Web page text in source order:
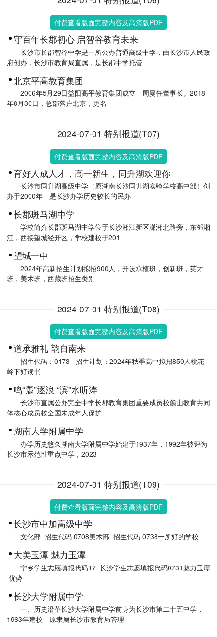
付费查看版面完整内容及高清版PDF
守百年长郡初心 启智谷教育未来
长沙市长郡智谷中学是一所公办普通高级中学，由长沙市人民政
府创办，长沙市教育局直属，是长郡中学托管
北京平高教育集团
2006年5月29日益阳高平教育集团成立，周曼任董事长。2018
年8月30日，总部落户北京，更名
2024-07-01 特别报道(T07)
付费查看版面完整内容及高清版PDF
育好人成人才，高一新生，同升湖欢迎你
长沙市同升湖高级中学（原湖南长沙同升湖实验学校高中部）创
办于2000年，是长沙办学历史较长的民办
长郡斑马湖中学
学校简介长郡斑马湖中学位于长沙湘江新区潇湘北路旁，东邻湘
江，西接望城经开区，学校建校于201
望城一中
2024年高新招生计划拟招900人，开设承植班，创新班，英才
班，美术班，西藏班招生类别
2024-07-01 特别报道(T08)
付费查看版面完整内容及高清版PDF
道承雅礼 韵自南来
招生代码：0173 招生计划：2024年秋季高中拟招850人桃花
岭下好读书
鸣“麓”逐浪 “滨”水听涛
长沙市直属公办完全中学长郡教育集团重要成员校麓山教育共同
体核心成员校全国未成年人保护
湖南大学附属中学
办学历史悠久湖南大学附属中学始建于1937年，1992年被评为
长沙市示范性重点中学，2023
2024-07-01 特别报道(T09)
付费查看版面完整内容及高清版PDF
长沙市中加高级中学
文化部 招生代码 0708美术部 招生代码 0738一所好的学校
大美玉潭 魅力玉潭
宁乡学生志愿填报代码17 长沙学生志愿填报代码0731魅力玉潭
优势
长沙大学附属中学
一、历史沿革长沙大学附属中学前身为长沙市第二十五中学，
1963年建校，原隶属长沙市教育局管理